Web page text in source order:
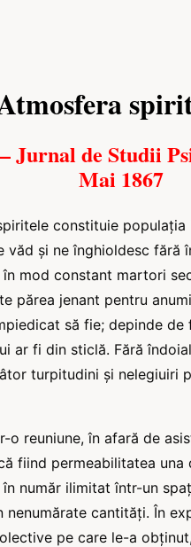
Jurnal de Studii
Mai 1867
constituie
văd și ne înghioldesc fără
în mod constant martori
părea jenant pentru
să fie; depinde de
ar fi din sticlă. Fără
turpitudini și nelegiuiri
o reuniune, în afară de
fiind permeabilitatea
număr ilimitat într-un
nenumărate cantități. În
pe care le-a